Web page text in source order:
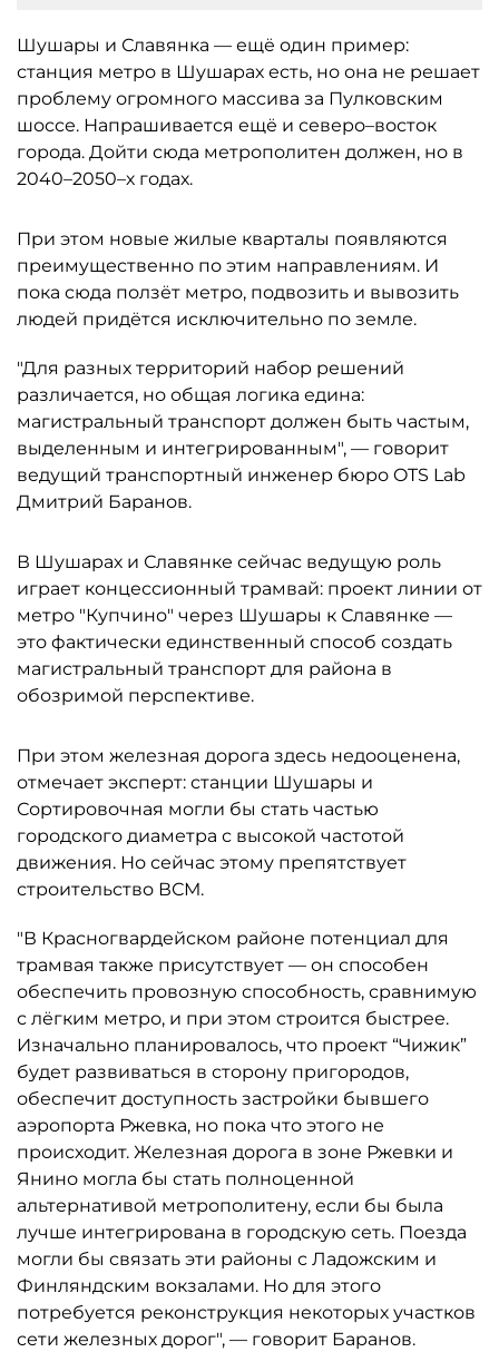
Шушары и Славянка — ещё один пример:
станция метро в Шушарах есть, но она не решает
проблему огромного массива за Пулковским
шоссе. Напрашивается ещё и северо–восток
города. Дойти сюда метрополитен должен, но в
2040–2050–х годах.
При этом новые жилые кварталы появляются
преимущественно по этим направлениям. И
пока сюда ползёт метро, подвозить и вывозить
людей придётся исключительно по земле.
"Для разных территорий набор решений
различается, но общая логика едина:
магистральный транспорт должен быть частым,
выделенным и интегрированным", — говорит
ведущий транспортный инженер бюро OTS Lab
Дмитрий Баранов.
В Шушарах и Славянке сейчас ведущую роль
играет концессионный трамвай: проект линии от
метро "Купчино" через Шушары к Славянке —
это фактически единственный способ создать
магистральный транспорт для района в
обозримой перспективе.
При этом железная дорога здесь недооценена,
отмечает эксперт: станции Шушары и
Сортировочная могли бы стать частью
городского диаметра с высокой частотой
движения. Но сейчас этому препятствует
строительство ВСМ.
"В Красногвардейском районе потенциал для
трамвая также присутствует — он способен
обеспечить провозную способность, сравнимую
с лёгким метро, и при этом строится быстрее.
Изначально планировалось, что проект “Чижик”
будет развиваться в сторону пригородов,
обеспечит доступность застройки бывшего
аэропорта Ржевка, но пока что этого не
происходит. Железная дорога в зоне Ржевки и
Янино могла бы стать полноценной
альтернативой метрополитену, если бы была
лучше интегрирована в городскую сеть. Поезда
могли бы связать эти районы с Ладожским и
Финляндским вокзалами. Но для этого
потребуется реконструкция некоторых участков
сети железных дорог", — говорит Баранов.